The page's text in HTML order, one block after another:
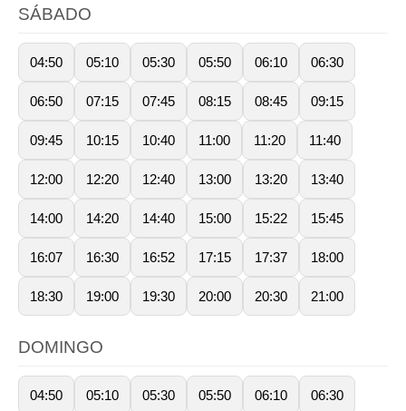
SÁBADO
04:50 05:10 05:30 05:50 06:10 06:30
06:50 07:15 07:45 08:15 08:45 09:15
09:45 10:15 10:40 11:00 11:20 11:40
12:00 12:20 12:40 13:00 13:20 13:40
14:00 14:20 14:40 15:00 15:22 15:45
16:07 16:30 16:52 17:15 17:37 18:00
18:30 19:00 19:30 20:00 20:30 21:00
DOMINGO
04:50 05:10 05:30 05:50 06:10 06:30